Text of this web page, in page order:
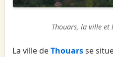
Thouars, la ville et
La ville deThouarsse